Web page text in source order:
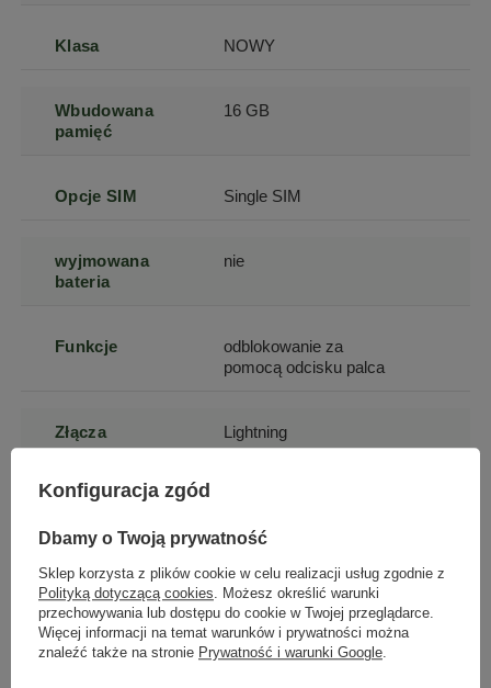
Klasa NOWY
Wbudowana
pamięć
16 GB
Opcje SIM Single SIM
wyjmowana
bateria
nie
Funkcje
odblokowanie za
pomocą odcisku palca
Złącza
Lightning
Transmisja
danych
4G (LTE)
Komunikacja
Bluetooth
NFC
Konfiguracja zgód
Dbamy o Twoją prywatność
Sklep korzysta z plików cookie w celu realizacji usług zgodnie z
Polityką dotyczącą cookies . Możesz określić warunki
przechowywania lub dostępu do cookie w Twojej przeglądarce.
Więcej informacji na temat warunków i prywatności można
znaleźć także na stronie Prywatność i warunki Google